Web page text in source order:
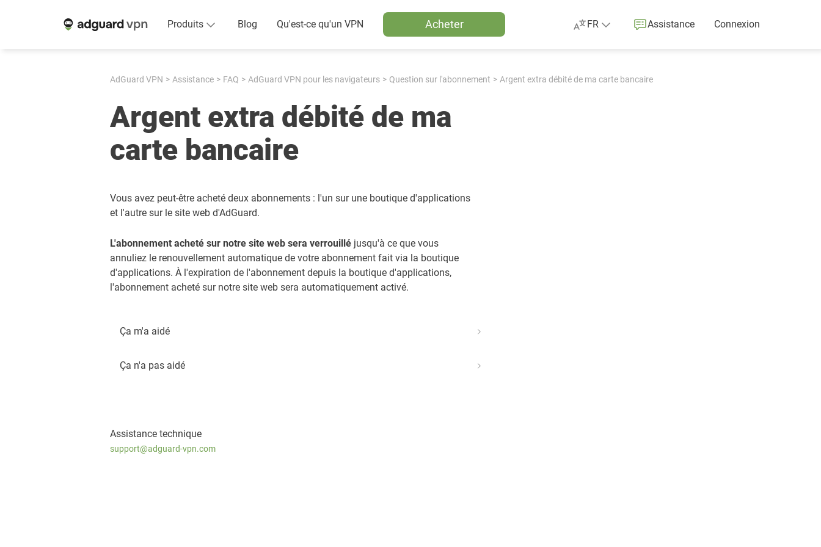
Produits Blog Qu'est-ce qu'un VPN Acheter FR Assistance Connexion
AdGuard VPN Assistance FAQ AdGuard VPN pour les navigateurs Question sur l'abonnement Argent extra débité de ma carte bancaire
Argent extra débité de ma
carte bancaire
Vous avez peut-être acheté deux abonnements : l'un sur une boutique d'applications
et l'autre sur le site web d'AdGuard.
L'abonnement acheté sur notre site web sera verrouillé jusqu'à ce que vous
annuliez le renouvellement automatique de votre abonnement fait via la boutique
d'applications. À l'expiration de l'abonnement depuis la boutique d'applications,
l'abonnement acheté sur notre site web sera automatiquement activé.
Ça m'a aidé
Ça n'a pas aidé
Assistance technique
support@adguard-vpn.com